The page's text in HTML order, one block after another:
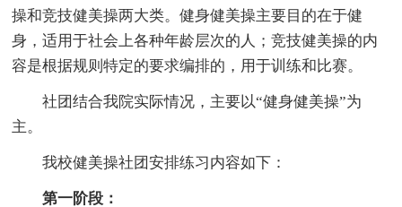
操和竞技健美操两大类。健身健美操主要目的在于健
身，适用于社会上各种年龄层次的人；竞技健美操的内
容是根据规则特定的要求编排的，用于训练和比赛。
社团结合我院实际情况，主要以“健身健美操”为
主。
我校健美操社团安排练习内容如下：
第一阶段：